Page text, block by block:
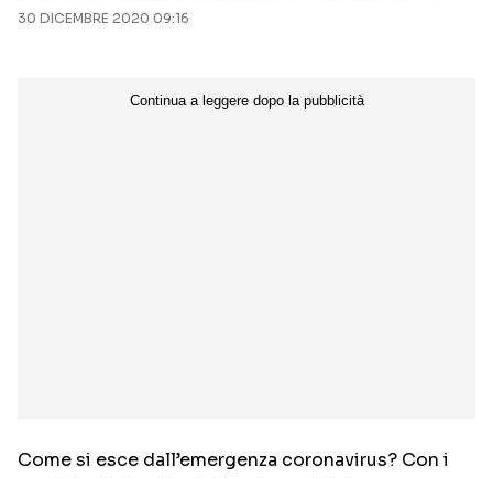
30 DICEMBRE 2020 09:16
Come si esce dall’emergenza coronavirus? Con i